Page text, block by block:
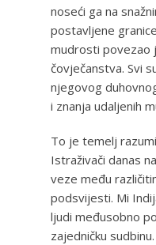
noseći ga na
postavljene
mudrosti povezao
čovječanstva. Svi
njegovog
i znanja udaljenih
To je temelj
Istraživači danas
veze među
podsvijesti. Mi
ljudi međusobno
zajedničku